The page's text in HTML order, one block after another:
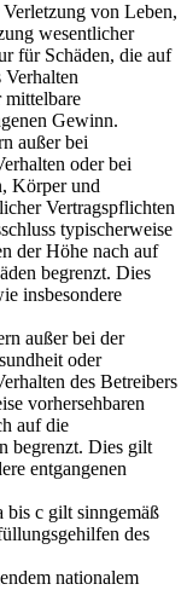
von Leben,
wesentlicher
für Schäden, die auf
Verhalten
Gewinn.
außer bei
oder bei
Körper und
Vertragspflichten
typischerweise
der Höhe nach auf
begrenzt. Dies
insbesondere
außer bei der
oder
des Betreibers
vorhersehbaren
auf die
begrenzt. Dies gilt
entgangenen
bis c gilt sinngemäß
des
nationalem